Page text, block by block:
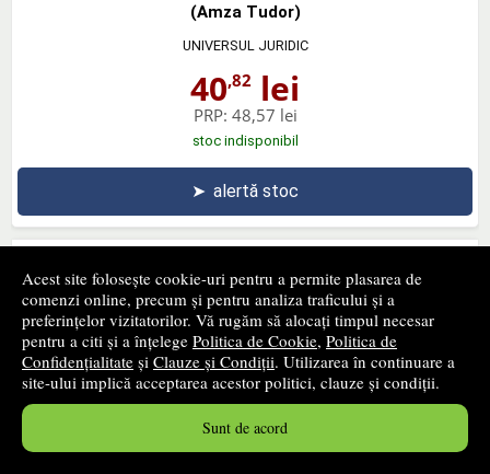
Acest site folosește cookie-uri pentru a permite plasarea de
comenzi online, precum și pentru analiza traficului și a
preferințelor vizitatorilor. Vă rugăm să alocați timpul necesar
pentru a citi și a înțelege Politica de Cookie, Politica de
Confidențialitate și Clauze și Condiții. Utilizarea în continuare a
site-ului implică acceptarea acestor politici, clauze și condiții.
Sunt de acord
(Amza Tudor)
UNIVERSUL JURIDIC
40,82 lei
PRP: 48,57 lei
stoc indisponibil
➤ alertă stoc
Noul Cod de procedura penala adnotat. Partea generala.
Analiza comparativa, noutati, explicatii, comentarii
UNIVERSUL JURIDIC
67 lei
PRP:79,23 lei